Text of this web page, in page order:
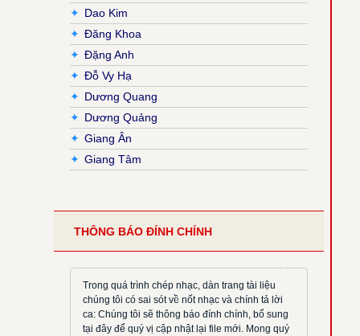
✦ Dao Kim
✦ Đăng Khoa
✦ Đặng Anh
✦ Đỗ Vy Hạ
✦ Dương Quang
✦ Dương Quảng
✦ Giang Ân
✦ Giang Tâm
Hiền Hoà
Hoàng Phương
Hồng Trần
Huy Hoàng
THÔNG BÁO ĐÍNH CHÍNH
Trong quá trình chép nhạc, dàn trang tài liệu
chúng tôi có sai sót về nốt nhạc và chính tả lời
ca: Chúng tôi sẽ thông báo đính chính, bổ sung
tại đây để quý vị cập nhật lại file mới. Mong quý